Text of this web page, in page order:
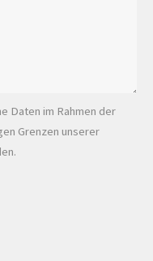
Daten im Rahmen der
Grenzen unserer